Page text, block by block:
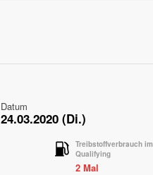
Datum
24.03.2020 (Di.)
Treibstoffverbrauch im
Qualifying
2 Mal